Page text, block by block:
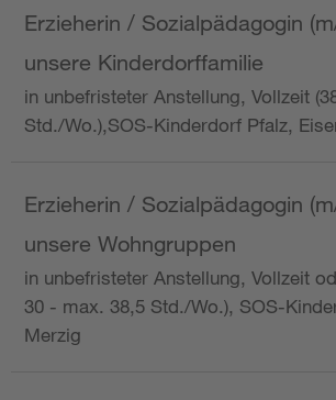
Erzieherin / Sozialpädagogin
unsere Kinderdorffamilie
in unbefristeter Anstellung, Vollzeit
Std./Wo.),SOS-Kinderdorf Pfalz,
Erzieherin / Sozialpädagogin
unsere Wohngruppen
in unbefristeter Anstellung, Vollzeit
30 - max. 38,5 Std./Wo.), SOS-
Merzig